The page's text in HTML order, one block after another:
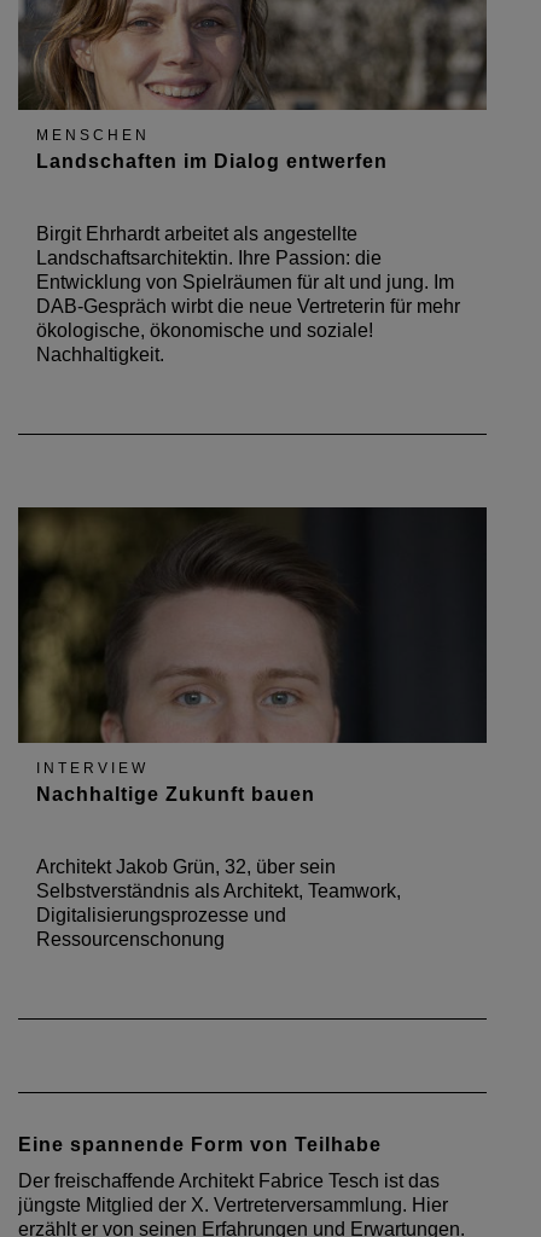
MENSCHEN
Landschaften im Dialog entwerfen
Birgit Ehrhardt arbeitet als angestellte
Landschaftsarchitektin. Ihre Passion: die
Entwicklung von Spielräumen für alt und jung. Im
DAB-Gespräch wirbt die neue Vertreterin für mehr
ökologische, ökonomische und soziale!
Nachhaltigkeit.
INTERVIEW
Nachhaltige Zukunft bauen
Architekt Jakob Grün, 32, über sein
Selbstverständnis als Architekt, Teamwork,
Digitalisierungsprozesse und
Ressourcenschonung
Eine spannende Form von Teilhabe
Der freischaffende Architekt Fabrice Tesch ist das
jüngste Mitglied der X. Vertreterversammlung. Hier
erzählt er von seinen Erfahrungen und Erwartungen.